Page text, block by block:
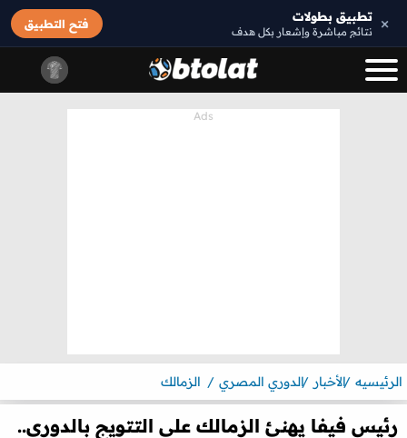
× تطبيق بطولات
نتائج مباشرة وإشعار بكل هدف
فتح التطبيق
الرئيسيه الأخبار الدوري المصري الزمالك
رئيس فيفا يهنئ الزمالك على التتويج بالدوري..